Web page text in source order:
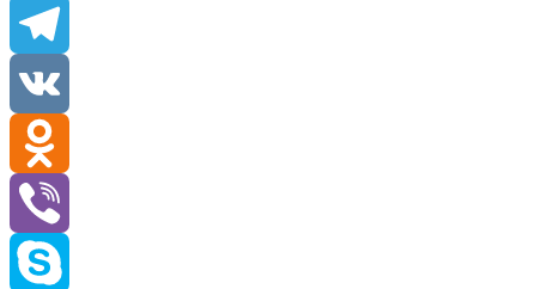
Email
Telegram
VK
Odnoklassniki
Viber